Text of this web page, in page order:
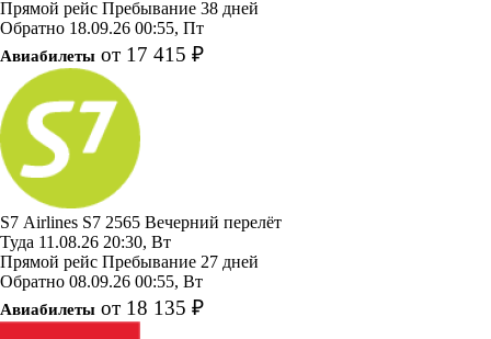
Прямой рейс Пребывание 38 дней
Обратно 18.09.26 00:55, Пт
Авиабилеты от 17 415 ₽
S7 Airlines S7 2565 Вечерний перелёт
Туда 11.08.26 20:30, Вт
Прямой рейс Пребывание 27 дней
Обратно 08.09.26 00:55, Вт
Авиабилеты от 18 135 ₽